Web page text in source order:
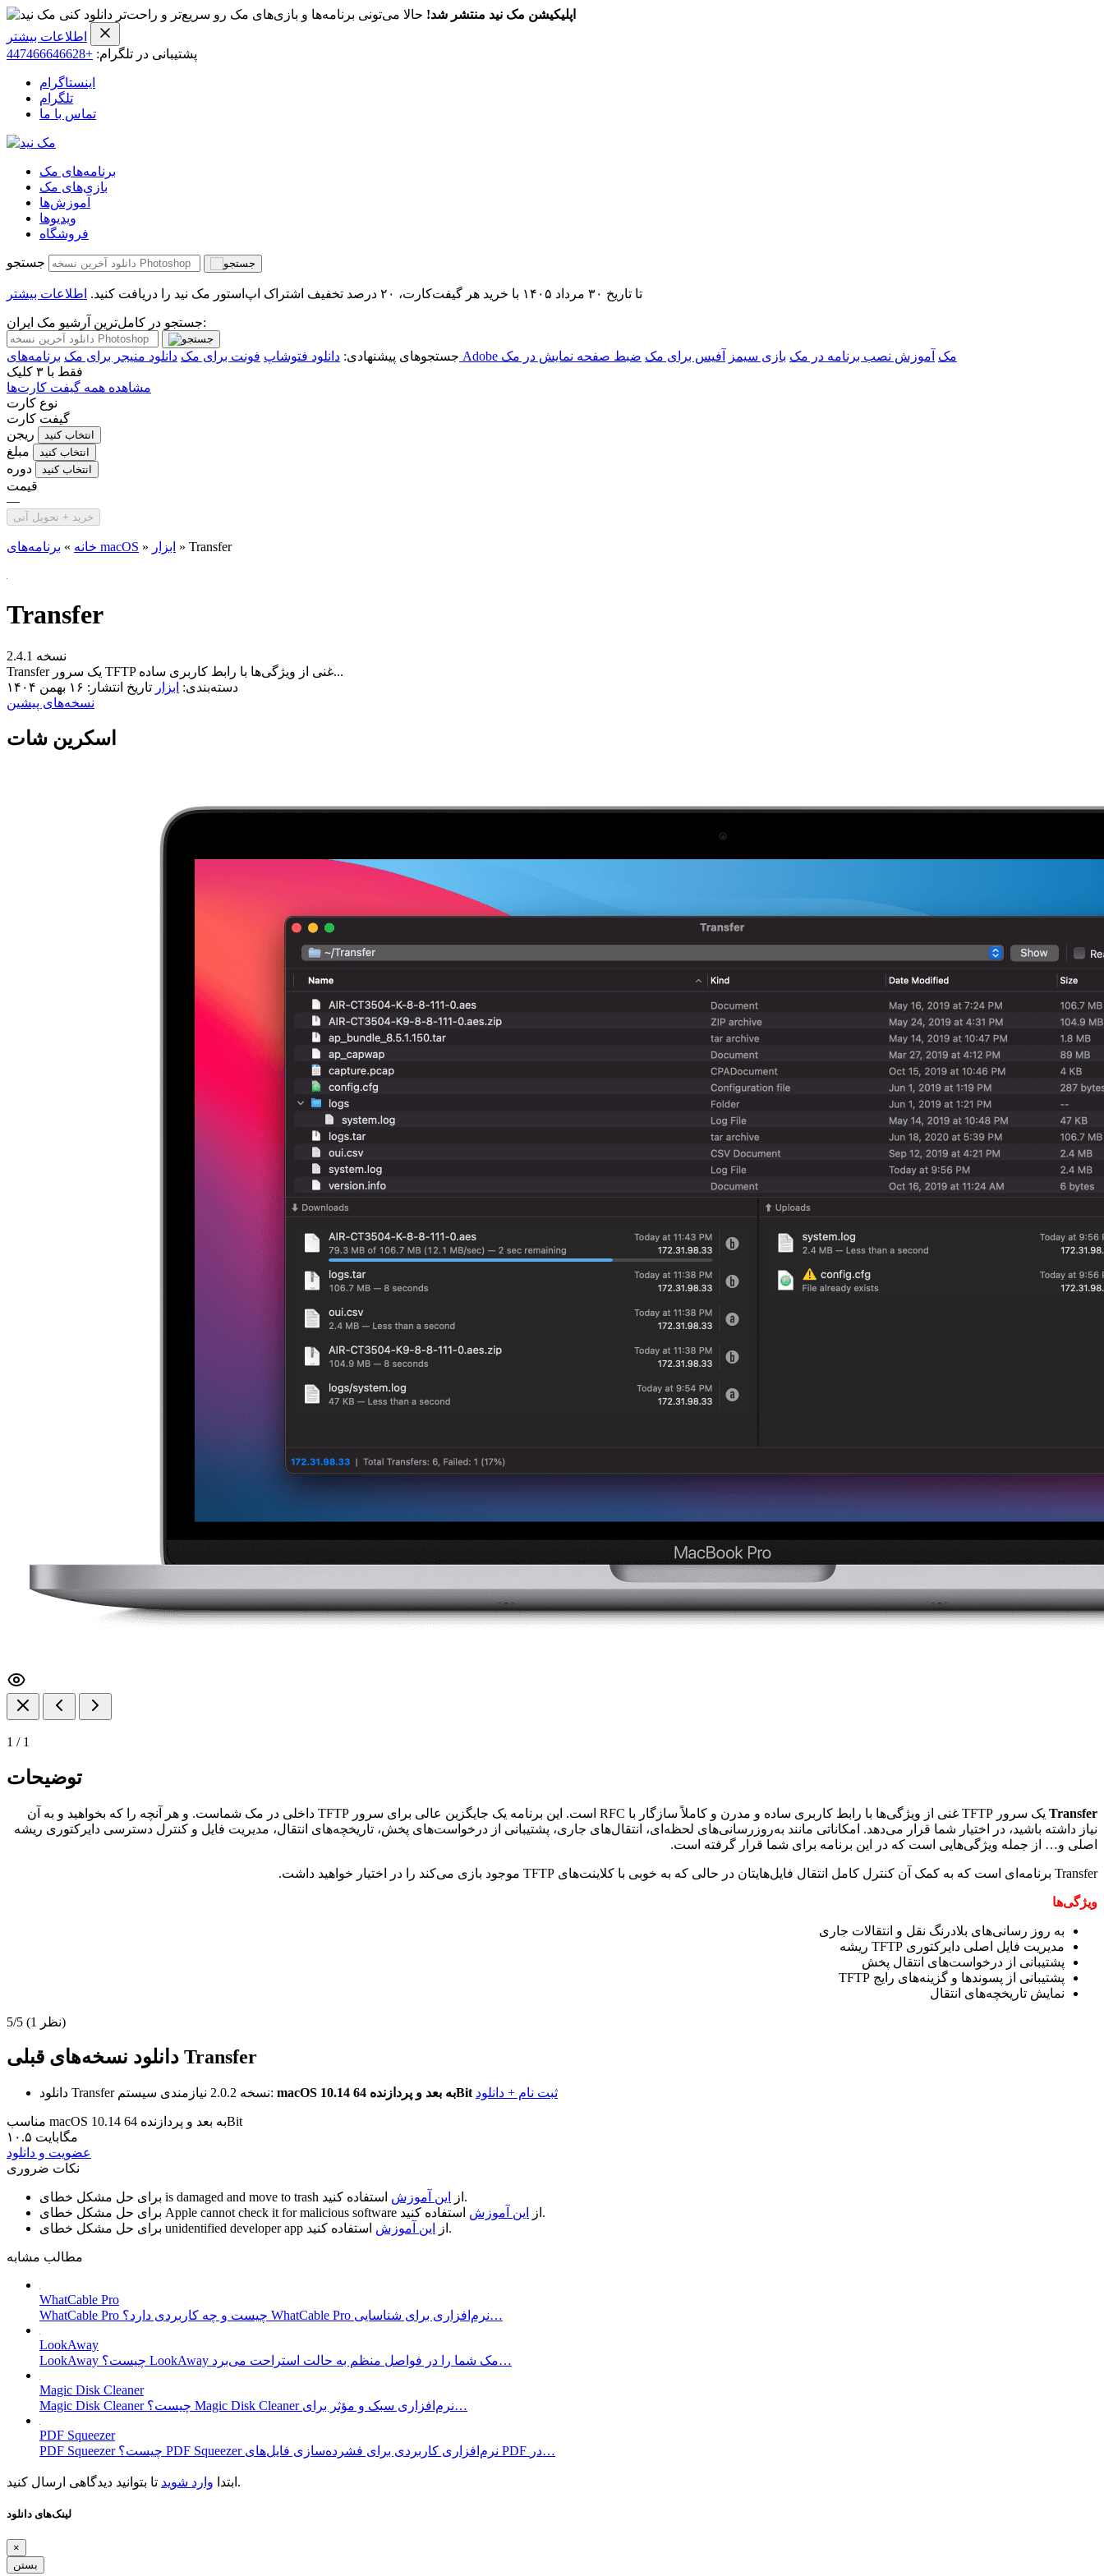
اپلیکیشن مک نید منتشر شد! حالا می‌تونی برنامه‌ها و بازی‌های مک رو سریع‌تر و راحت‌تر دانلود کنی
اطلاعات بیشتر
پشتیبانی در تلگرام: +447466646628
اینستاگرام
تلگرام
تماس با ما
برنامه‌های مک
بازی‌های مک
آموزش‌ها
ویدیو‌ها
فروشگاه
جستجو
تا تاریخ ۳۰ مرداد ۱۴۰۵ با خرید هر گیفت‌کارت، ۲۰ درصد تخفیف اشتراک اپ‌استور مک نید را دریافت کنید. اطلاعات بیشتر
جستجو در کامل‌ترین آرشیو مک ایران:
جستجوهای پیشنهادی: دانلود فتوشاپ فونت برای مک دانلود منیجر برای مک برنامه‌های Adobe مک آموزش نصب برنامه در مک بازی سیمز آفیس برای مک ضبط صفحه نمایش در مک
فقط با ۳ کلیک
مشاهده همه گیفت کارت‌ها
نوع کارت
گیفت کارت
ریجن
انتخاب کنید
مبلغ انتخاب کنید
دوره انتخاب کنید
قیمت
—
خرید + تحویل آنی
خانه » برنامه‌های macOS » ابزار » Transfer
Transfer
نسخه 2.4.1
Transfer یک سرور TFTP غنی از ویژگی‌ها با رابط کاربری ساده...
دسته‌بندی: ابزار تاریخ انتشار: ۱۶ بهمن ۱۴۰۴
نسخه‌های پیشین
اسکرین شات
1 / 1
توضیحات
Transfer
یک سرور TFTP غنی از ویژگی‌ها با رابط کاربری ساده و مدرن و کاملاً سازگار با RFC است. این برنامه یک جایگزین عالی برای سرور TFTP داخلی در مک شماست. و هر آنچه را که بخواهید و به آن
نیاز داشته باشید، در اختیار شما قرار می‌دهد. امکاناتی مانند به‌روزرسانی‌های لحظه‌ای، انتقال‌های جاری، پشتیبانی از درخواست‌های پخش، تاریخچه‌های انتقال، مدیریت فایل و کنترل دسترسی دایرکتوری ریشه
اصلی و… از جمله ویژگی‌هایی است که در این برنامه برای شما قرار گرفته است.
Transfer برنامه‌ای است که به کمک آن کنترل کامل انتقال فایل‌هایتان در حالی که به خوبی با کلاینت‌های TFTP موجود بازی می‌کند را در اختیار خواهید داشت.
ویژگی‌ها
به روز رسانی‌های بلادرنگ نقل و انتقالات جاری
مدیریت فایل اصلی دایرکتوری TFTP ریشه
پشتیبانی از درخواست‌های انتقال پخش
پشتیبانی از پسوندها و گزینه‌های رایج TFTP
نمایش تاریخچه‌های انتقال
5/5 (1 نظر)
دانلود نسخه‌های قبلی Transfer
دانلود Transfer نسخه 2.0.2نیازمندی سیستم: macOS 10.14 به بعد و پردازنده 64Bit ثبت نام + دانلود
مناسب macOS 10.14 به بعد و پردازنده 64Bit
۱۰.۵ مگابایت
عضویت و دانلود
نکات ضروری
is damaged and move to trash از این آموزش
استفاده کنید.
Apple cannot check it for malicious software از این آموزش
استفاده کنید.
unidentified developer app از این آموزش استفاده کنید.
مطالب مشابه
WhatCable Pro
WhatCable Pro چیست و چه کاربردی دارد؟ WhatCable Pro نرم‌افزاری برای شناسایی…
LookAway
LookAway چیست؟ LookAway مک شما را در فواصل منظم به حالت استراحت می‌برد…
Magic Disk Cleaner
Magic Disk Cleaner چیست؟ Magic Disk Cleaner نرم‌افزاری سبک و مؤثر برای…
PDF Squeezer
PDF Squeezer چیست؟ PDF Squeezer نرم‌افزاری کاربردی برای فشرده‌سازی فایل‌های PDF در…
ابتدا وارد شوید تا بتوانید دیدگاهی ارسال کنید.
لینک‌های دانلود
×
بستن